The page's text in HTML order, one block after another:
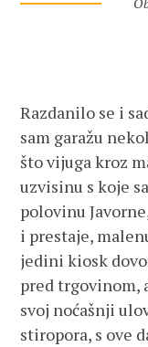
Razdanilo se i
sam garažu
što vijuga kroz
uzvisinu s koje
polovinu
i prestaje,
jedini kiosk
pred trgovinom,
svoj noćašnji
stiropora, s ove